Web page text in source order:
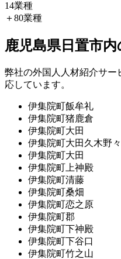
14業種
＋80業種
鹿児島県日置市
弊社の外国人人材紹介サ
応しています。
伊集院町飯牟礼
伊集院町猪鹿倉
伊集院町大田
伊集院町大田久木野
伊集院町大田
伊集院町上神殿
伊集院町清藤
伊集院町桑畑
伊集院町恋之原
伊集院町郡
伊集院町下神殿
伊集院町下谷口
伊集院町竹之山